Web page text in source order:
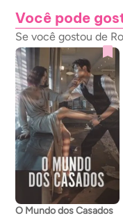
Você pode
Se você gostou de
O Mundo dos Casados